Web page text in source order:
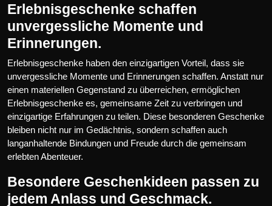
Erlebnisgeschenke schaffen
unvergessliche Momente und
Erinnerungen.
Erlebnisgeschenke haben den einzigartigen Vorteil, dass sie
unvergessliche Momente und Erinnerungen schaffen. Anstatt nur
einen materiellen Gegenstand zu überreichen, ermöglichen
Erlebnisgeschenke es, gemeinsame Zeit zu verbringen und
einzigartige Erfahrungen zu teilen. Diese besonderen Geschenke
bleiben nicht nur im Gedächtnis, sondern schaffen auch
langanhaltende Bindungen und Freude durch die gemeinsam
erlebten Abenteuer.
Besondere Geschenkideen passen zu
jedem Anlass und Geschmack.